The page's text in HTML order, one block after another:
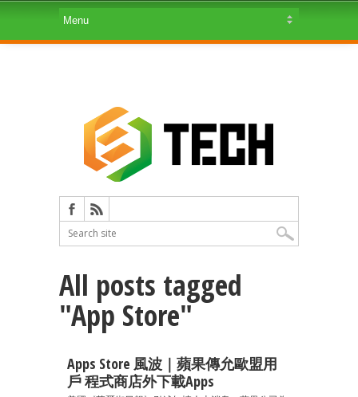
All posts tagged
"App Store"
Apps Store 風波｜蘋果傳允歐盟用
戶 程式商店外下載Apps